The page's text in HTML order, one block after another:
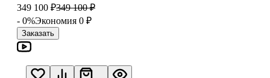
349 100 ₽349 100 ₽
- 0%Экономия 0 ₽
Заказать